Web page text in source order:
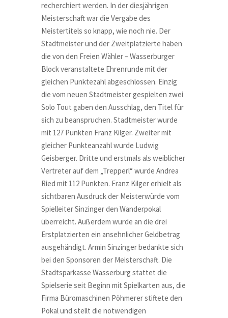
recherchiert werden. In der diesjährigen
Meisterschaft war die Vergabe des
Meistertitels so knapp, wie noch nie. Der
Stadtmeister und der Zweitplatzierte haben
die von den Freien Wähler – Wasserburger
Block veranstaltete Ehrenrunde mit der
gleichen Punktezahl abgeschlossen. Einzig
die vom neuen Stadtmeister gespielten zwei
Solo Tout gaben den Ausschlag, den Titel für
sich zu beanspruchen. Stadtmeister wurde
mit 127 Punkten Franz Kilger. Zweiter mit
gleicher Punkteanzahl wurde Ludwig
Geisberger. Dritte und erstmals als weiblicher
Vertreter auf dem „Trepperl“ wurde Andrea
Ried mit 112 Punkten. Franz Kilger erhielt als
sichtbaren Ausdruck der Meisterwürde vom
Spielleiter Sinzinger den Wanderpokal
überreicht. Außerdem wurde an die drei
Erstplatzierten ein ansehnlicher Geldbetrag
ausgehändigt. Armin Sinzinger bedankte sich
bei den Sponsoren der Meisterschaft. Die
Stadtsparkasse Wasserburg stattet die
Spielserie seit Beginn mit Spielkarten aus, die
Firma Büromaschinen Pöhmerer stiftete den
Pokal und stellt die notwendigen